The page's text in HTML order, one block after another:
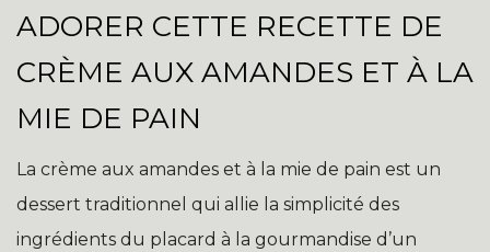
ADORER CETTE RECETTE DE
CRÈME AUX AMANDES ET À LA
MIE DE PAIN
La crème aux amandes et à la mie de pain est un
dessert traditionnel qui allie la simplicité des
ingrédients du placard à la gourmandise d’un